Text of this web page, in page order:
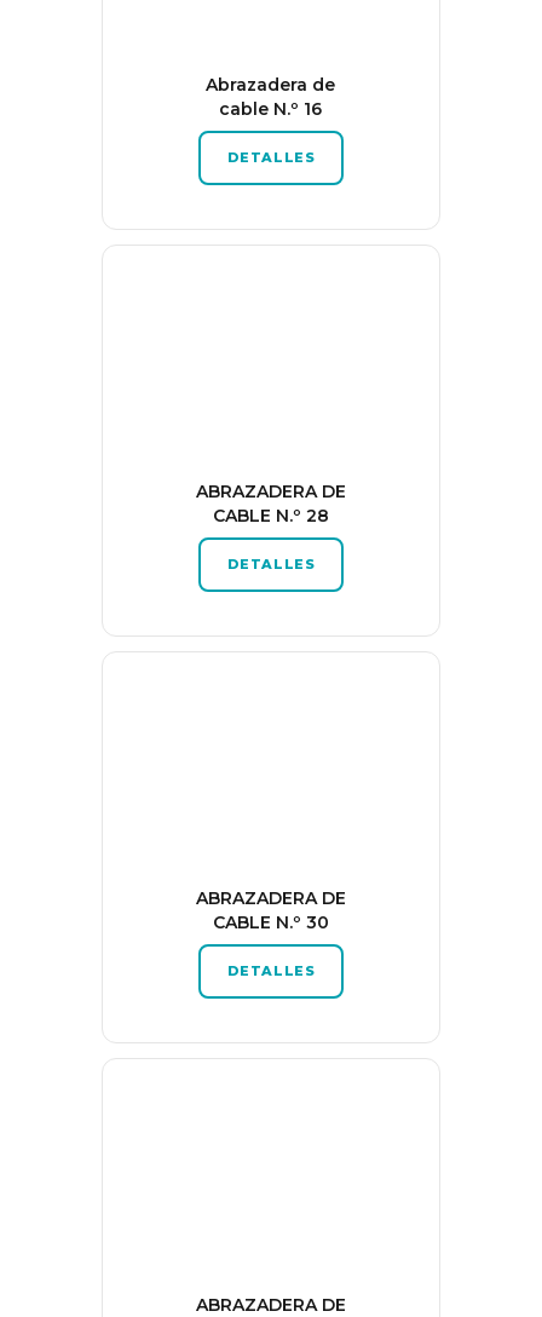
Abrazadera de
cable N.º 16
DETALLES
ABRAZADERA DE
CABLE N.º 28
DETALLES
ABRAZADERA DE
CABLE N.º 30
DETALLES
ABRAZADERA DE